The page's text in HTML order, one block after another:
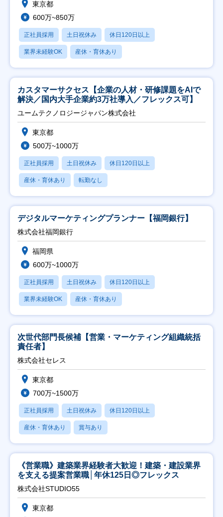
東京都
600万~850万
正社員採用 土日祝休み 休日120日以上
業界未経験OK 産休・育休あり
カスタマーサクセス【企業の人材・研修課題をAIで
解決／国内大手企業約3万社導入／フレックス可】
ユームテクノロジージャパン株式会社
東京都
500万~1000万
正社員採用 土日祝休み 休日120日以上
産休・育休あり 転勤なし
デジタルマーケティングプランナー【福岡銀行】
株式会社福岡銀行
福岡県
600万~1000万
正社員採用 土日祝休み 休日120日以上
業界未経験OK 産休・育休あり
次世代部門長候補【営業・マーケティング組織統括
責任者】
株式会社セレス
東京都
700万~1500万
正社員採用 土日祝休み 休日120日以上
産休・育休あり 賞与あり
《営業職》建築業界経験者大歓迎！建築・建設業界
を支える提案営業職│年休125日◎フレックス
株式会社STUDIO55
東京都